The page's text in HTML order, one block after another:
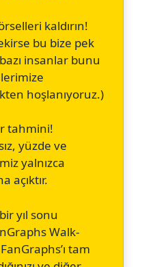
kaldırın!
bu bize pek
insanlar bunu
hoşlanıyoruz.)
tahmini!
yüzde ve
yalnızca
açıktır.
yıl sonu
Walk-
tam